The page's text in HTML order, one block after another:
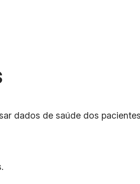
dados de saúde dos